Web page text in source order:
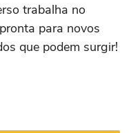
trabalha no
para novos
que podem surgir!